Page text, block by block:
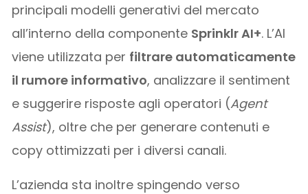
principali modelli generativi del mercato
all’interno della componente Sprinklr AI+. L’AI
viene utilizzata per filtrare automaticamente
il rumore informativo, analizzare il sentiment
e suggerire risposte agli operatori (Agent
Assist), oltre che per generare contenuti e
copy ottimizzati per i diversi canali.
L’azienda sta inoltre spingendo verso